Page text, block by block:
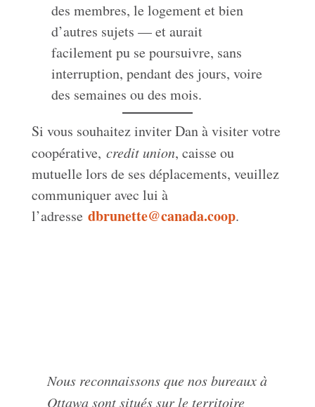
des membres, le logement et bien
d’autres sujets — et aurait
facilement pu se poursuivre, sans
interruption, pendant des jours, voire
des semaines ou des mois.
Si vous souhaitez inviter Dan à visiter votre
coopérative, credit union, caisse ou
mutuelle lors de ses déplacements, veuillez
communiquer avec lui à
l’adresse dbrunette@canada.coop.
Nous reconnaissons que nos bureaux à
Ottawa sont situés sur le territoire